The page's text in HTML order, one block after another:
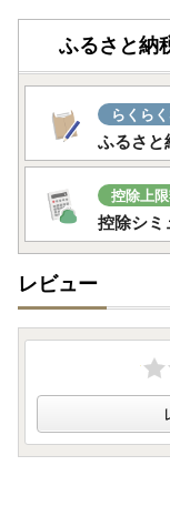
そうした寄附者
重ねた結果、こ
さらに今回の復
を代表する人気
含む）、特別栽培
培）も新たにご
gと、ご家庭のラ
毎月届く安心感と
ひこの機会に1年
※お礼の品は、数
本日は「特別栽
明日は「特別栽
（通常栽培）」の
覧ください。
ふるさと納
らくら
ふるさと
控除上
控除シミ
レビュー